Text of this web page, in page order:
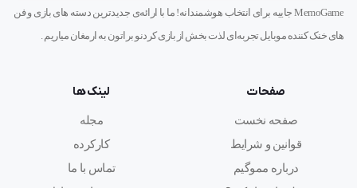
MemoGame جاییه برای انتخاب هوشمندانه! ما با ارائه‌ی جدیدترین دسته های بازی و فن
های خنک کننده موبایل تجربه‌ای لذت بخش از بازی کردنو براتون به ارمغان میاریم .
صفحات
صفحه نخست
قوانین و شرایط
درباره مموگیم
لینک ها
مجله
کارکرده
تماس با ما